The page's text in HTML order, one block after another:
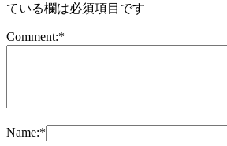
ている欄は必須項目です
Comment:*
Name:*